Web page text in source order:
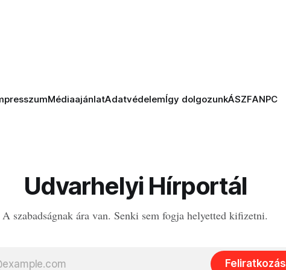
MédiaajánlatAdatvédelemÍgy dolgozunkÁSZFANPC
Udvarhelyi Hírportál
A szabadságnak ára van. Senki sem fogja helyetted kifizetni.
Feliratkozás